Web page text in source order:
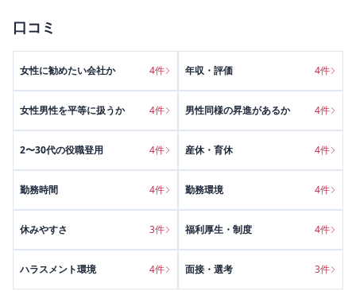
口コミ
女性に勧めたい会社か 4件 年収・評価 4件
女性男性を平等に扱うか 4件 男性同様の昇進があるか 4件
2〜30代の役職登用 4件 産休・育休 4件
勤務時間 4件 勤務環境 4件
休みやすさ 3件 福利厚生・制度 4件
ハラスメント環境 4件 面接・選考 3件